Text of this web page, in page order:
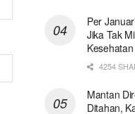
Per
Jika Tak
4254
Mantan
Ditahan,